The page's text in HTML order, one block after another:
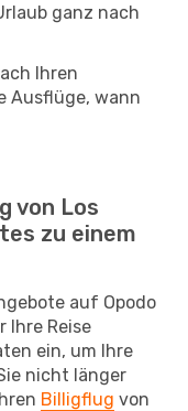
ganz nach
Ihren
Ausflüge, wann
von Los
zu einem
auf Opodo
Ihre Reise
ein, um Ihre
nicht länger
Billigflug von